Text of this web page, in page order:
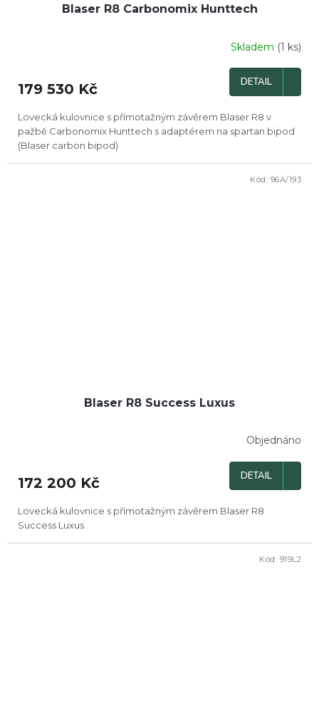
Blaser R8 Carbonomix Hunttech
Skladem (1 ks)
179 530 Kč DETAIL
Lovecká kulovnice s přímotažným závěrem Blaser R8 v
pažbě Carbonomix Hunttech s adaptérem na spartan bipod
(Blaser carbon bipod)
Blaser R8 Success Luxus
Objednáno
172 200 Kč DETAIL
Lovecká kulovnice s přímotažným závěrem Blaser R8
Success Luxus
Kód: 96A/193
Kód: 919L2